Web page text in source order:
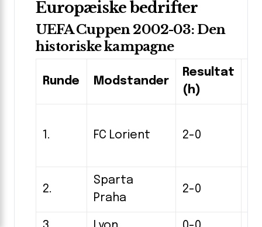
Europæiske bedrifter
UEFA Cuppen 2002-03: Den
historiske kampagne
Runde Modstander
Resultat
(h)
1. FC Lorient 2-0
2.
Sparta
Praha
2-0